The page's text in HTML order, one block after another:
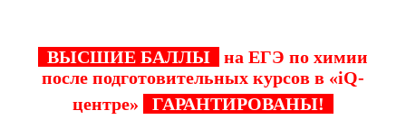
ВЫСШИЕ БАЛЛЫ
на ЕГЭ по химии
после подготовительных курсов в «iQ-
центре»
ГАРАНТИРОВАНЫ!